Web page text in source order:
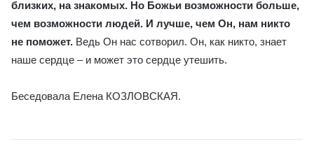
близких, на знакомых. Но Божьи возможности больше,
чем возможности людей. И лучше, чем Он, нам никто
не поможет. Ведь Он нас сотворил. Он, как никто, знает
наше сердце – и может это сердце утешить.
Беседовала Елена КОЗЛОВСКАЯ.